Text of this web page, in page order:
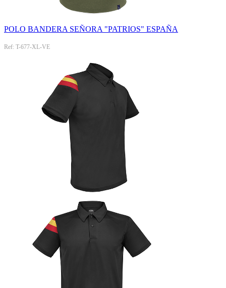
POLO BANDERA SEÑORA "PATRIOS" ESPAÑA
Ref: T-677-XL-VE